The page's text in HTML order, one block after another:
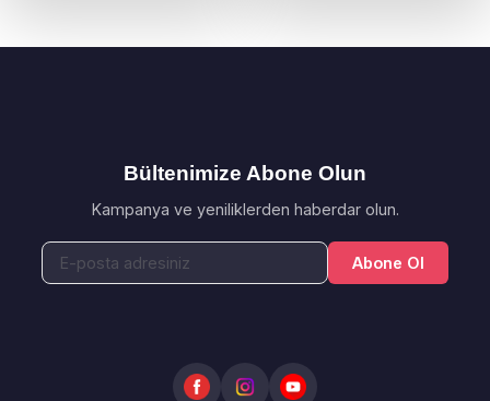
Bültenimize Abone Olun
Kampanya ve yeniliklerden haberdar olun.
Abone Ol